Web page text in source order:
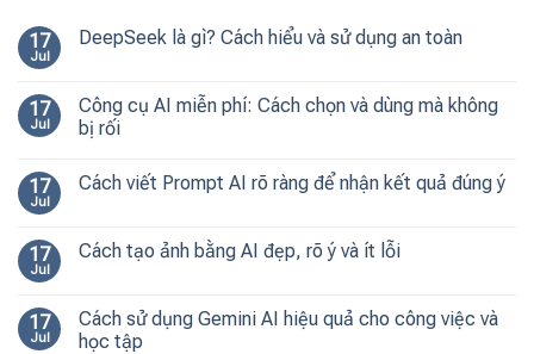
17
Jul
DeepSeek là gì? Cách hiểu và sử dụng an toàn
17
Jul
Công cụ AI miễn phí: Cách chọn và dùng mà không
bị rối
17
Jul
Cách viết Prompt AI rõ ràng để nhận kết quả đúng ý
17
Jul
Cách tạo ảnh bằng AI đẹp, rõ ý và ít lỗi
17
Jul
Cách sử dụng Gemini AI hiệu quả cho công việc và
học tập